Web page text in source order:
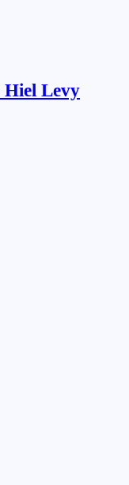
Hiel Levy